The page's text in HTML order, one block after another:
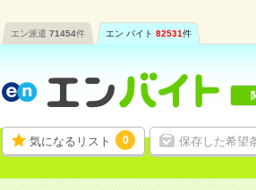
エン派遣 71454件 エン バイト 82531件
気になるリスト 0 保存した希望